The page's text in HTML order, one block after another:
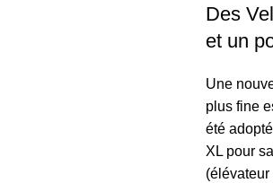
Des
et un
Une
plus fine
été
XL pour
(élévateur